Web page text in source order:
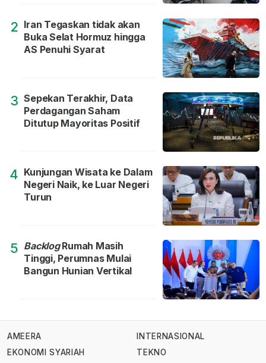
2 Iran Tegaskan tidak akan
Buka Selat Hormuz hingga
AS Penuhi Syarat
3 Sepekan Terakhir, Data
Perdagangan Saham
Ditutup Mayoritas Positif
4 Kunjungan Wisata ke Dalam
Negeri Naik, ke Luar Negeri
Turun
5 BacklogRumah Masih
Tinggi, Perumnas Mulai
Bangun Hunian Vertikal
AMEERA
EKONOMI SYARIAH
INTERNASIONAL
TEKNO